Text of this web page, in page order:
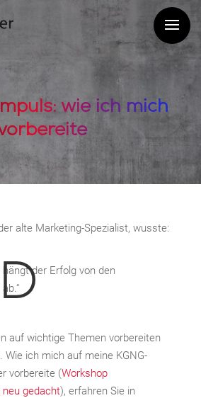
wie ich mich
alte Marketing-Spezialist, wusste:
hängt der Erfolg von den
auf wichtige Themen vorbereiten
Wie ich mich auf meine KGNG-
vorbereite (Workshop
neu gedacht), erfahren Sie in